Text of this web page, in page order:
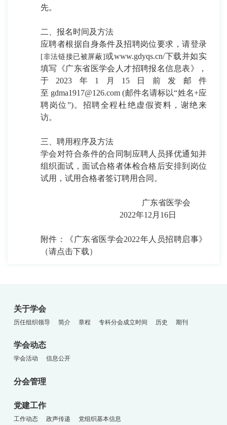
先。
二、报名时间及方法
应聘者根据自身条件及招聘岗位要求，请登录
[非法链接已被屏蔽]或www.gdyqs.cn/下载并如实
填写《广东省医学会人才招聘报名信息表》，
于 2023 年 1 月 15 日 前发邮件
至 gdma1917@126.com (邮件名请标以“姓名+应
聘岗位”)。招聘全程杜绝虚假资料，谢绝来
访。
三、聘用程序及方法
学会对符合条件的合同制应聘人员择优通知并
组织面试，面试合格者体检合格后安排到岗位
试用，试用合格者签订聘用合同。
广东省医学会
2022年12月16日
附件：
《广东省医学会2022年人员招聘启事》
（请点击下载）
关于学会
历任组织领导 简介 章程 专科分会成立时间 历史 期刊
学会动态
学会活动 信息公开
分会管理
党建工作
工作动态 政声传递 党组织基本信息